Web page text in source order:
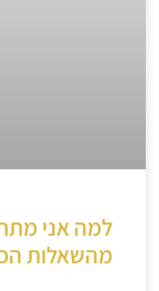
למה אני
מהשאלות